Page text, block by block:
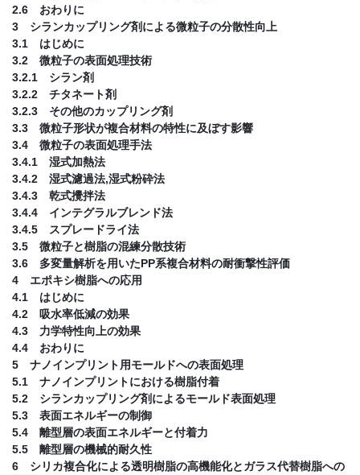
2.6 おわりに
3 シランカップリング剤による微粒子の分散性向上
3.1 はじめに
3.2 微粒子の表面処理技術
3.2.1 シラン剤
3.2.2 チタネート剤
3.2.3 その他のカップリング剤
3.3 微粒子形状が複合材料の特性に及ぼす影響
3.4 微粒子の表面処理手法
3.4.1 湿式加熱法
3.4.2 湿式濾過法,湿式粉砕法
3.4.3 乾式攪拌法
3.4.4 インテグラルブレンド法
3.4.5 スプレードライ法
3.5 微粒子と樹脂の混練分散技術
3.6 多変量解析を用いたPP系複合材料の耐衝撃性評価
4 エポキシ樹脂への応用
4.1 はじめに
4.2 吸水率低減の効果
4.3 力学特性向上の効果
4.4 おわりに
5 ナノインプリント用モールドへの表面処理
5.1 ナノインプリントにおける樹脂付着
5.2 シランカップリング剤によるモールド表面処理
5.3 表面エネルギーの制御
5.4 離型層の表面エネルギーと付着力
5.5 離型層の機械的耐久性
6 シリカ複合化による透明樹脂の高機能化とガラス代替樹脂への